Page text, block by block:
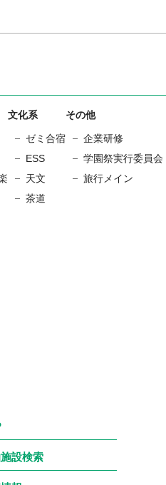
設検索
文化系
ゼミ合宿
ESS
天文
茶道
その他
企業研修
学園祭実行委員会
旅行メイン